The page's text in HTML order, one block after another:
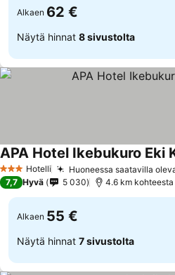
Alkaen 62 €
Näytä hinnat 8 sivustolta
3 Tähtiluokitus
Hotelli Huoneessa saatavilla
APA Hotel Ikebukuro Eki
7,7 Hyvä 5 030 4.6 km
Alkaen 55 €
Näytä hinnat 7 sivustolta